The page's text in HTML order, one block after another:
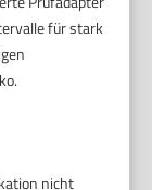
für stark
nicht